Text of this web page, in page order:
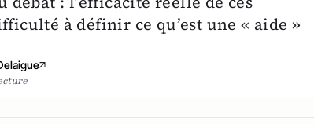
à définir ce qu’est une « aide »